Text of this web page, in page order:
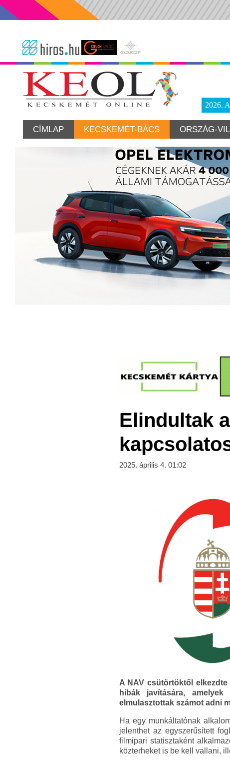
2026.
CÍMLAP KECSKEMÉT-BÁCS ORSZÁG-
Elindultak
2025. április 4. 01:02
A NAV csütörtöktől
hibák javítására,
elmulasztottak számot adni
Ha egy munkáltatónak
jelenthet az egyszerűsített
filmipari statisztaként
közterheket is be kell vallani,